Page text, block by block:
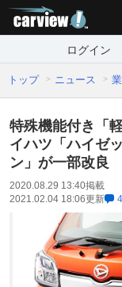
ログイン
トップ ニュース
特殊機能付き「
イハツ「ハイゼ
ン」が一部改良
2020.08.29 13:40掲載
2021.02.04 18:06更新 4